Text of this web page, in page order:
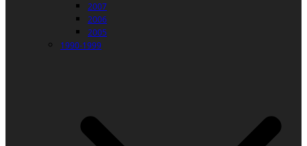
2007
2006
2005
1990-1999